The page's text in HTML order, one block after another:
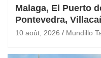
Malaga, El Puerto
Pontevedra,
10 août, 2026 Mundillo